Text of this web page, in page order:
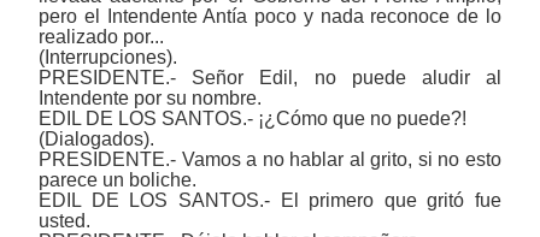
pero el Intendente Antía poco y nada reconoce de lo
realizado por...
(Interrupciones).
PRESIDENTE.- Señor Edil, no puede aludir al
Intendente por su nombre.
EDIL DE LOS SANTOS.- ¡¿Cómo que no puede?!
(Dialogados).
PRESIDENTE.- Vamos a no hablar al grito, si no esto
parece un boliche.
EDIL DE LOS SANTOS.- El primero que gritó fue
usted.